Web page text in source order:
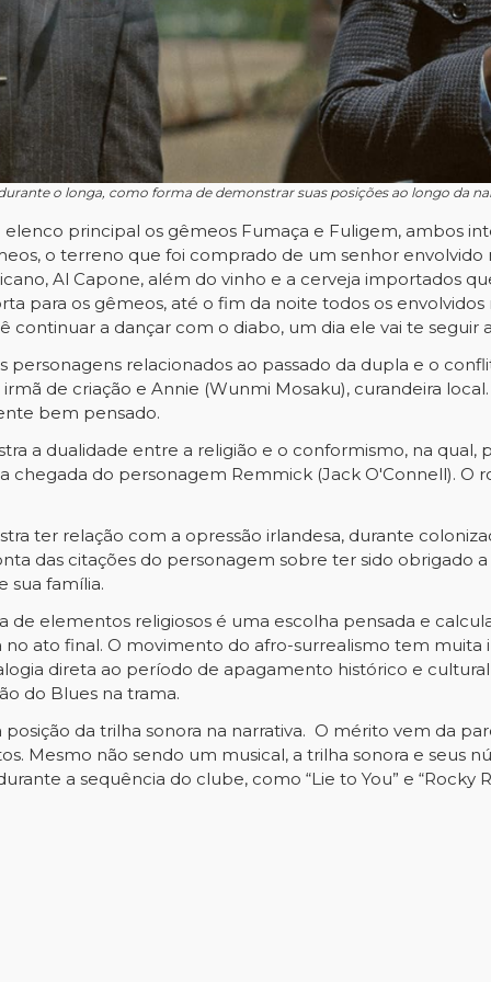
o longa, como forma de demonstrar suas posições ao longo da
principal os gêmeos Fumaça e Fuligem, ambos
o terreno que foi comprado de um senhor
Al Capone, além do vinho e a cerveja importados
para os gêmeos, até o fim da noite todos os
continuar a dançar com o diabo, um dia ele vai te seguir
relacionados ao passado da dupla e o
de criação e Annie (Wunmi Mosaku), curandeira
bem pensado.
a dualidade entre a religião e o conformismo, na qual,
chegada do personagem Remmick (Jack O'Connell). O
ter relação com a opressão irlandesa, durante
das citações do personagem sobre ter sido obrigado
sua família.
de elementos religiosos é uma escolha pensada e
ato final. O movimento do afro-surrealismo tem muita
direta ao período de apagamento histórico e
do Blues na trama.
da trilha sonora na narrativa. O mérito vem da
Mesmo não sendo um musical, a trilha sonora e seus
a sequência do clube, como “Lie to You” e “Rocky